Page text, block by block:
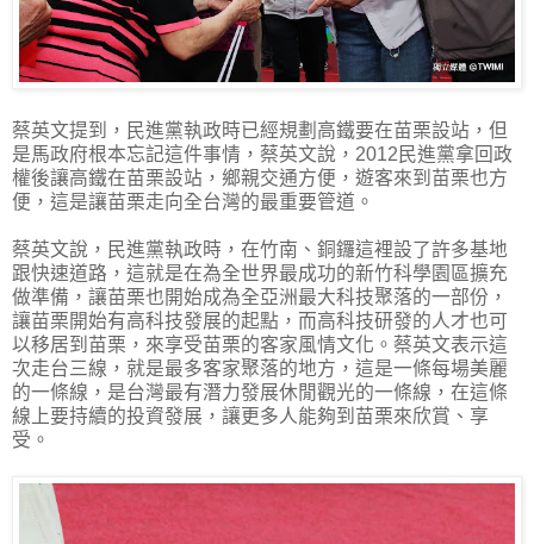
蔡英文提到，民進黨執政時已經規劃高鐵要在苗栗設站，但
是馬政府根本忘記這件事情，蔡英文說，2012民進黨拿回政
權後讓高鐵在苗栗設站，鄉親交通方便，遊客來到苗栗也方
便，這是讓苗栗走向全台灣的最重要管道。
蔡英文說，民進黨執政時，在竹南、銅鑼這裡設了許多基地
跟快速道路，這就是在為全世界最成功的新竹科學園區擴充
做準備，讓苗栗也開始成為全亞洲最大科技聚落的一部份，
讓苗栗開始有高科技發展的起點，而高科技研發的人才也可
以移居到苗栗，來享受苗栗的客家風情文化。蔡英文表示這
次走台三線，就是最多客家聚落的地方，這是一條每場美麗
的一條線，是台灣最有潛力發展休閒觀光的一條線，在這條
線上要持續的投資發展，讓更多人能夠到苗栗來欣賞、享
受。